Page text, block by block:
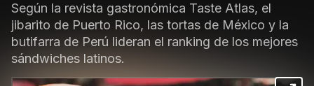
Según la revista gastronómica Taste Atlas, el
jibarito de Puerto Rico, las tortas de México y la
butifarra de Perú lideran el ranking de los mejores
sándwiches latinos.